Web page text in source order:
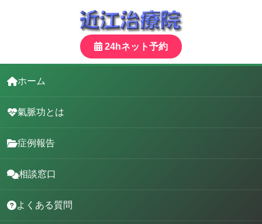
24hネット予約
ホーム
氣脈功とは
症例報告
相談窓口
よくある質問